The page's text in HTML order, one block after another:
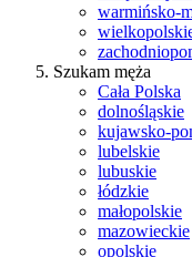
warmińsko-
Szukam męża
Cała Polska
dolnośląskie
kujawsko-
lubelskie
lubuskie
łódzkie
małopolskie
mazowieckie
opolskie